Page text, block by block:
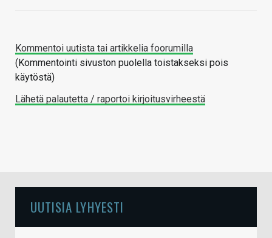
Kommentoi uutista tai artikkelia foorumilla
(Kommentointi sivuston puolella toistakseksi pois
käytöstä)
Lähetä palautetta / raportoi kirjoitusvirheestä
UUTISIA LYHYESTI